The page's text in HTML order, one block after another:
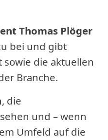
Thomas Plöger
bei und gibt
sowie die aktuellen
Branche.
die
und – wenn
Umfeld auf die